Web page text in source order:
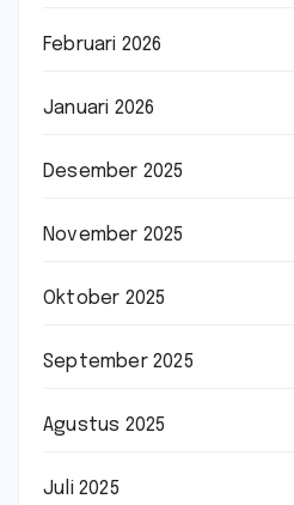
Februari 2026
Januari 2026
Desember 2025
November 2025
Oktober 2025
September 2025
Agustus 2025
Juli 2025